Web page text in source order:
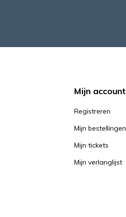
Mijn account
Registreren
Mijn bestellingen
Mijn tickets
Mijn verlanglijst